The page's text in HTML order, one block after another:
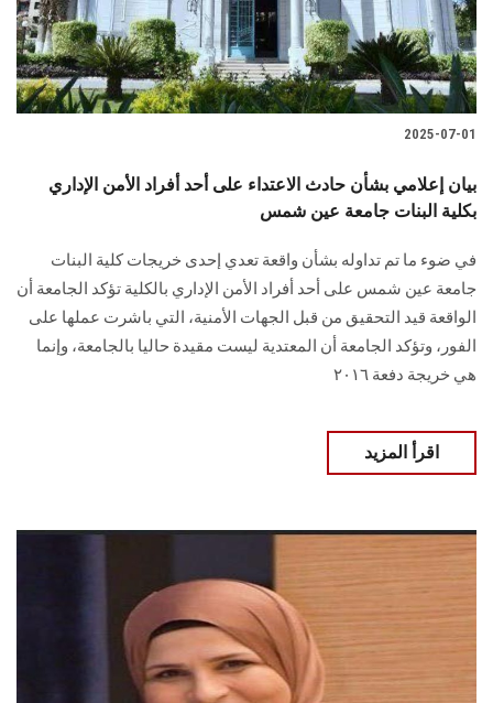
2025-07-01
بيان إعلامي بشأن حادث الاعتداء على أحد أفراد الأمن الإداري
بكلية البنات جامعة عين شمس
في ضوء ما تم تداوله بشأن واقعة تعدي إحدى خريجات كلية البنات
جامعة عين شمس على أحد أفراد الأمن الإداري بالكلية تؤكد الجامعة أن
الواقعة قيد التحقيق من قبل الجهات الأمنية، التي باشرت عملها على
الفور، وتؤكد الجامعة أن المعتدية ليست مقيدة حاليا بالجامعة، وإنما
هي خريجة دفعة ٢٠١٦
اقرأ المزيد